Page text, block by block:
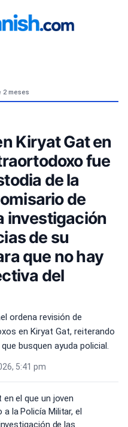
2 meses
Kiryat Gat en
fue
de la
de
investigación
de su
que no hay
del
ordena revisión de
en Kiryat Gat, reiterando
busquen ayuda policial.
5:41 pm
el que un joven
la Policía Militar, el
de las